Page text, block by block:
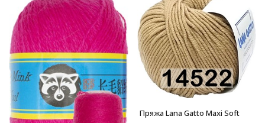
Пряжа Lana Gatto Maxi Soft